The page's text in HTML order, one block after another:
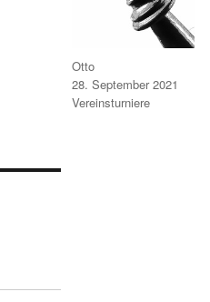
Autor
Otto
Veröffentlicht
am
28. September 2021
Kategorien
Vereinsturniere